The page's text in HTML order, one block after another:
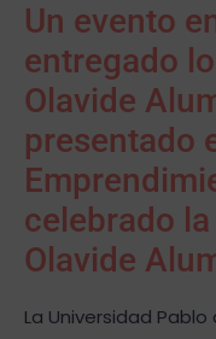
Un evento
entregado
Olavide
presentado
celebrado la
Olavide
La Universidad